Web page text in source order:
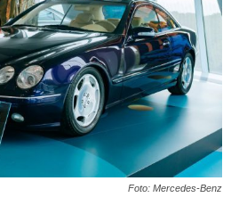
Foto: Mercedes-Benz